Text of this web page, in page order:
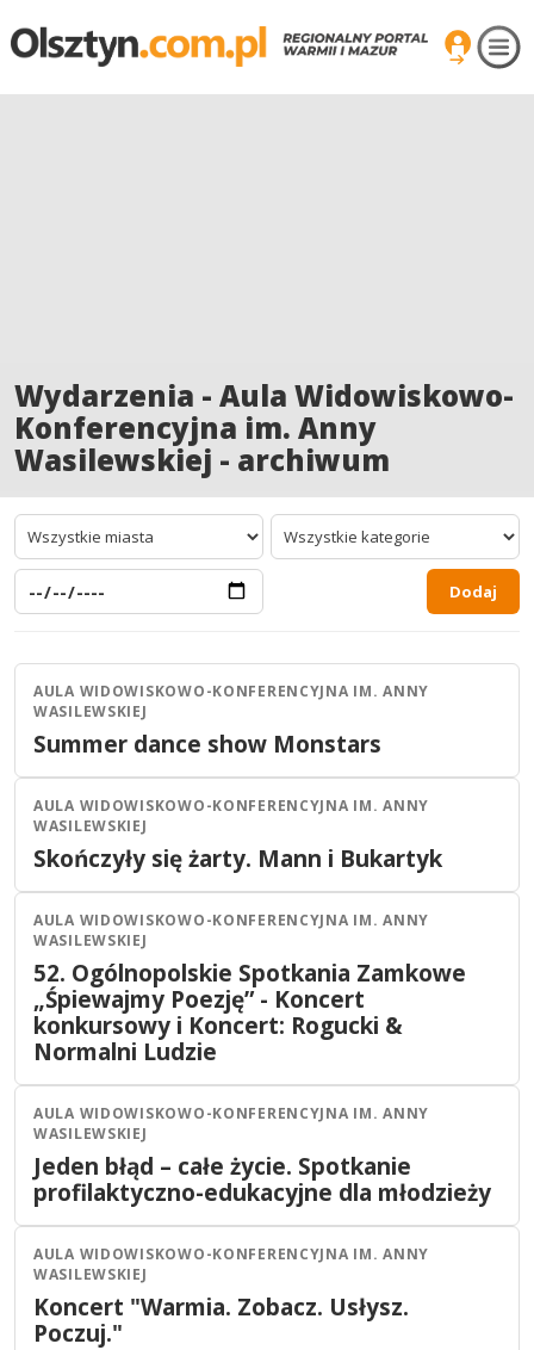
Wydarzenia - Aula Widowiskowo-
Konferencyjna im. Anny
Wasilewskiej - archiwum
Dodaj
Olsztyn Taniec
23 2026 16:50
AULA WIDOWISKOWO-KONFERENCYJNA IM. ANNY
WASILEWSKIEJ
Summer dance show Monstars
Olsztyn Stand-up
21 CZE
2026 18:00
AULA WIDOWISKOWO-KONFERENCYJNA IM. ANNY
WASILEWSKIEJ
Skończyły się żarty. Mann i Bukartyk
Olsztyn Koncert
19 CZE
2026 19:00
AULA WIDOWISKOWO-KONFERENCYJNA IM. ANNY
WASILEWSKIEJ
52. Ogólnopolskie Spotkania Zamkowe
„Śpiewajmy Poezję” - Koncert
konkursowy i Koncert: Rogucki &
Normalni Ludzie
Olsztyn Warsztaty
09 CZE
2026 11:00
AULA WIDOWISKOWO-KONFERENCYJNA IM. ANNY
WASILEWSKIEJ
Jeden błąd – całe życie. Spotkanie
profilaktyczno-edukacyjne dla młodzieży
Olsztyn Koncert
06 2026 19:00
AULA WIDOWISKOWO-KONFERENCYJNA IM. ANNY
WASILEWSKIEJ
Koncert "Warmia. Zobacz. Usłysz.
Poczuj."